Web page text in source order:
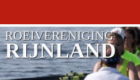
ROEIVERENIGING
RIJNLAND